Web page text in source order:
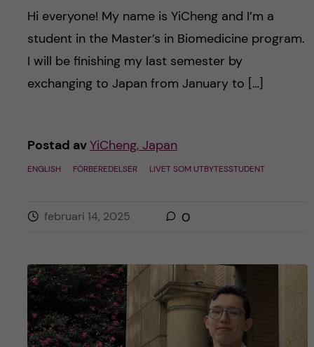
Hi everyone! My name is YiCheng and I’m a
student in the Master’s in Biomedicine program.
I will be finishing my last semester by
exchanging to Japan from January to […]
Postad avYiCheng, Japan
ENGLISH FÖRBEREDELSER LIVET SOM UTBYTESSTUDENT
februari 14, 2025 0